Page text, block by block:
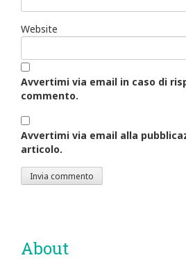
Website
Avvertimi via email in caso di
commento.
Avvertimi via email alla
articolo.
About